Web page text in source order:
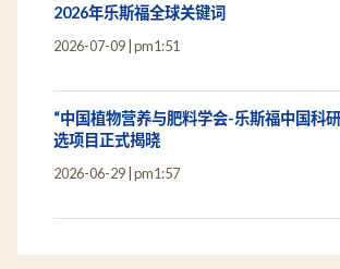
2026年乐斯福全球关键词
2026-07-09 pm1:51
“中国植物营养与肥料学会-乐斯福中国科
选项目正式揭晓
2026-06-29 pm1:57